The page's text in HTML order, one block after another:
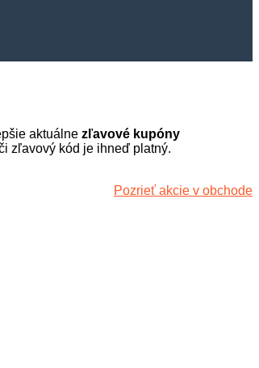
aktuálne zľavové kupóny
zľavový kód je ihneď platný.
Pozrieť akcie v obchode
erotických pomôcok pre ženy, rôzne
môžete ušetriť pri každom nákupe.